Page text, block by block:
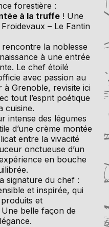
forestière :
à la truffe ! Une
– Le Fantin
rencontre la noblesse
à une entrée
Le chef étoilé
avec passion au
Grenoble, revisite ici
tout l’esprit poétique
cuisine.
intense des légumes
d’une crème montée
entre la vivacité
onctueuse d’un
en bouche
signature du chef :
et inspirée, qui
et
belle façon de